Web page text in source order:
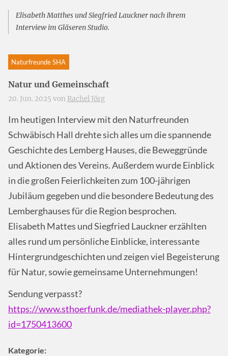
Elisabeth Matthes und Siegfried Lauckner nach ihrem
Interview im Gläseren Studio.
Naturfreunde SHA
Natur und Gemeinschaft
20. Jun. 2025 von Rachel Jörg
Im heutigen Interview mit den Naturfreunden
Schwäbisch Hall drehte sich alles um die spannende
Geschichte des Lemberg Hauses, die Beweggründe
und Aktionen des Vereins. Außerdem wurde Einblick
in die großen Feierlichkeiten zum 100-jährigen
Jubiläum gegeben und die besondere Bedeutung des
Lemberghauses für die Region besprochen.
Elisabeth Mattes und Siegfried Lauckner erzählten
alles rund um persönliche Einblicke, interessante
Hintergrundgeschichten und zeigen viel Begeisterung
für Natur, sowie gemeinsame Unternehmungen!
Sendung verpasst?
https://www.sthoerfunk.de/mediathek-player.php?
id=1750413600
Kategorie: